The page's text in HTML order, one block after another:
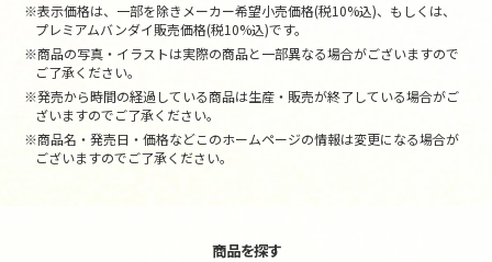
※表示価格は、一部を除きメーカー希望小売価格(税10%込)、もしくは、
プレミアムバンダイ販売価格(税10%込)です。
※商品の写真・イラストは実際の商品と一部異なる場合がございますので
ご了承ください。
※発売から時間の経過している商品は生産・販売が終了している場合がご
ざいますのでご了承ください。
※商品名・発売日・価格などこのホームページの情報は変更になる場合が
ございますのでご了承ください。
商品を探す